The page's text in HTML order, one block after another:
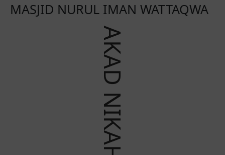
MASJID NURUL IMAN WATTAQWA
AKAD NIKAH